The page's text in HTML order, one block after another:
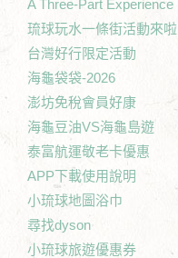
A Three-Part Experience
琉球玩水一條街活動來啦
台灣好行限定活動
海龜袋袋-2026
澎坊免稅會員好康
海龜豆油VS海龜島遊
泰富航運敬老卡優惠
APP下載使用說明
小琉球地圖浴巾
尋找dyson
小琉球旅遊優惠券